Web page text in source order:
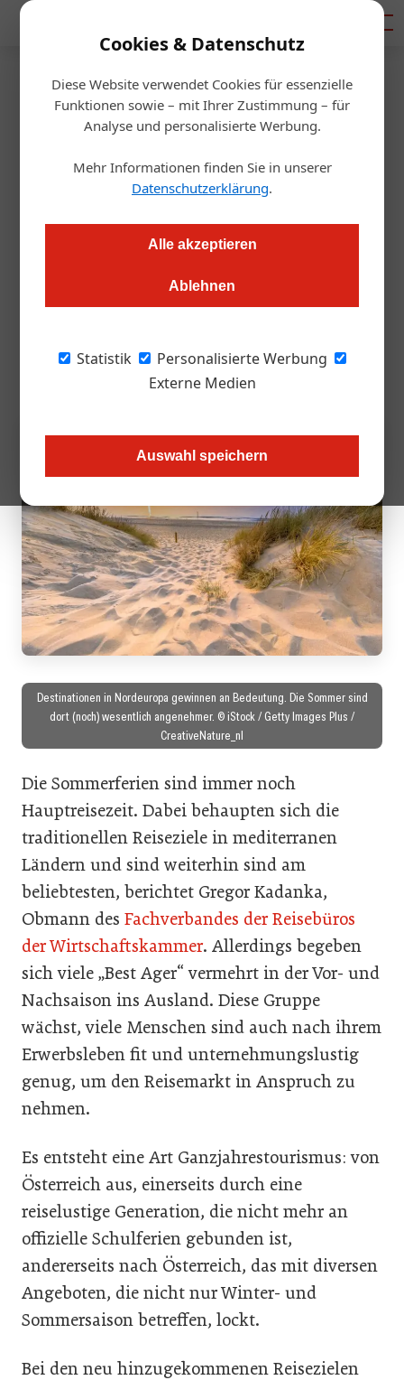
Cookies & Datenschutz
Diese Website verwendet Cookies für essenzielle
Funktionen sowie – mit Ihrer Zustimmung – für
Analyse und personalisierte Werbung.
Mehr Informationen finden Sie in unserer
Datenschutzerklärung.
Alle akzeptieren
Ablehnen
Statistik
Personalisierte Werbung
Externe Medien
Auswahl speichern
Startseite/Tourismusbranche
Tourismus
Reisebüros 2025: Trends und
Herausforderungen
Altbewährte Ziele bleiben beliebt, während neue
reiselustige Generation der „Best Ager“ weiter an Bedeutung
– trotz steigender Preise.
Destinationen in Nordeuropa gewinnen an Bedeutung. Die Sommer sind
dort (noch) wesentlich angenehmer. © iStock / Getty Images Plus /
CreativeNature_nl
Die Sommerferien sind immer noch
Hauptreisezeit. Dabei behaupten sich die
traditionellen Reiseziele in mediterranen
Ländern und sind weiterhin sind am
beliebtesten, berichtet Gregor Kadanka,
Obmann des Fachverbandes der Reisebüros
der Wirtschaftskammer. Allerdings begeben
sich viele „Best Ager“ vermehrt in der Vor- und
Nachsaison ins Ausland. Diese Gruppe
wächst, viele Menschen sind auch nach ihrem
Erwerbsleben fit und unternehmungslustig
genug, um den Reisemarkt in Anspruch zu
nehmen.
Es entsteht eine Art Ganzjahrestourismus: von
Österreich aus, einerseits durch eine
reiselustige Generation, die nicht mehr an
offizielle Schulferien gebunden ist,
andererseits nach Österreich, das mit diversen
Angeboten, die nicht nur Winter- und
Sommersaison betreffen, lockt.
Bei den neu hinzugekommenen Reisezielen